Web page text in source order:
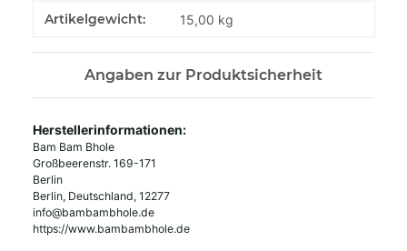
Artikelgewicht: 15,00 kg
Angaben zur Produktsicherheit
Herstellerinformationen:
Bam Bam Bhole
Großbeerenstr. 169-171
Berlin
Berlin, Deutschland, 12277
info@bambambhole.de
https://www.bambambhole.de